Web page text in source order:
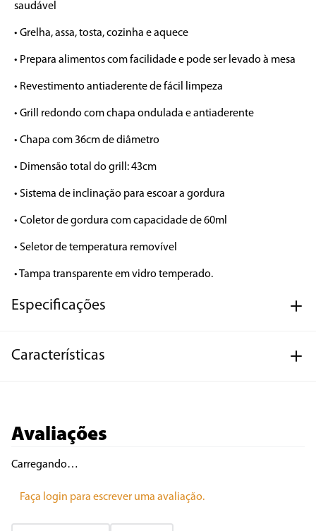
saudável
• Grelha, assa, tosta, cozinha e aquece
• Prepara alimentos com facilidade e pode ser levado à mesa
• Revestimento antiaderente de fácil limpeza
• Grill redondo com chapa ondulada e antiaderente
• Chapa com 36cm de diâmetro
• Dimensão total do grill: 43cm
• Sistema de inclinação para escoar a gordura
• Coletor de gordura com capacidade de 60ml
• Seletor de temperatura removível
• Tampa transparente em vidro temperado.
Especificações
Características
Avaliações
Carregando…
Faça login para escrever uma avaliação.